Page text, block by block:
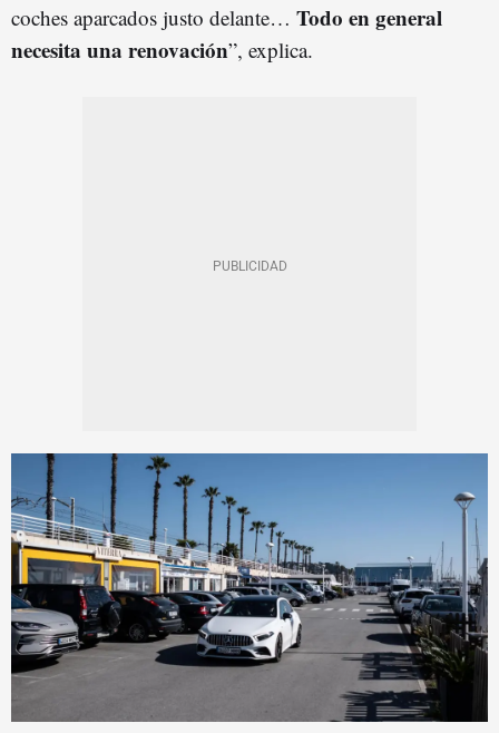
coches aparcados justo delante… Todo en general
necesita una renovación”, explica.